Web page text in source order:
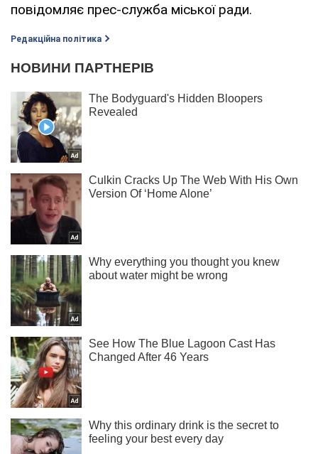
повідомляє прес-служба міської ради.
Редакційна політика